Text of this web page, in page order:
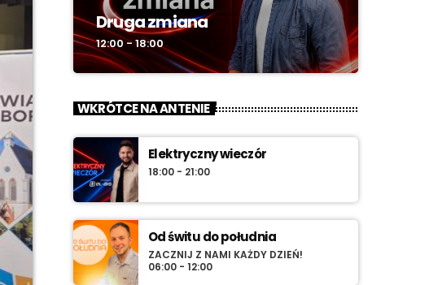
Druga zmiana
12:00 - 18:00
WKRÓTCE NA ANTENIE
Elektryczny wieczór
18:00 - 21:00
Od świtu do południa
ZACZNIJ Z NAMI KAŻDY DZIEŃ!
06:00 - 12:00